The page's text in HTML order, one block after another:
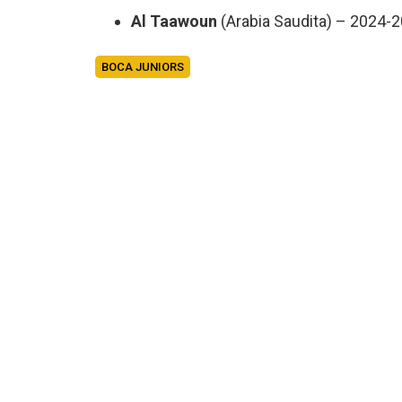
Al Taawoun (Arabia Saudita) – 2024-
BOCA JUNIORS